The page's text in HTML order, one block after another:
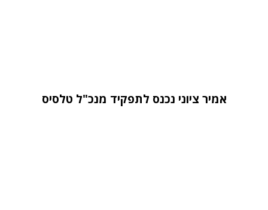
אמיר ציוני נכנס לתפקיד מנכ"ל טלסיס